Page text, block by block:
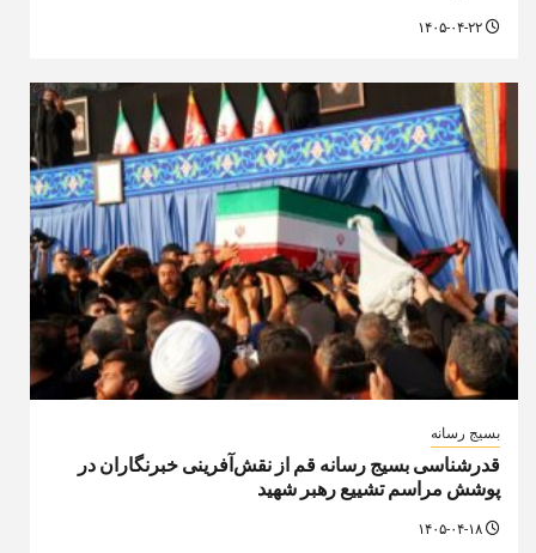
بسیج رسانه
قدرشناسی بسیج رسانه قم از نقش‌آفرینی خبرنگاران در
پوشش مراسم تشییع رهبر شهید